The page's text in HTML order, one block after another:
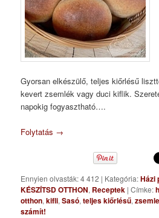
Gyorsan elkészülő, teljes kiőrlésű
kevert zsemlék vagy duci kiflik.
napokig fogyasztható….
Folytatás →
Ennyien olvasták: 4 412 | Kategória:Házi
KÉSZÍTSD OTTHON, Receptek |Címke:
otthon,kifli,Sasó,teljes kiőrlésű,zsemle
számít!